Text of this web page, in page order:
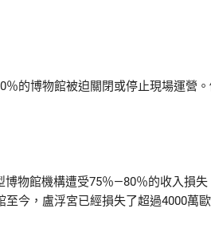
的博物館被迫關閉或停止現場運營
物館機構遭受75％—80％的收入損失
至今，盧浮宮已經損失了超過4000萬